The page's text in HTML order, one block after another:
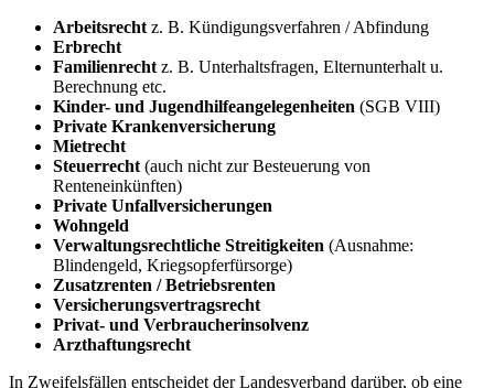
Arbeitsrecht z. B. Kündigungsverfahren / Abfindung
Erbrecht
Familienrecht z. B. Unterhaltsfragen, Elternunterhalt u.
Berechnung etc.
Kinder- und Jugendhilfeangelegenheiten (SGB VIII)
Private Krankenversicherung
Mietrecht
Steuerrecht (auch nicht zur Besteuerung von
Renteneinkünften)
Private Unfallversicherungen
Wohngeld
Verwaltungsrechtliche Streitigkeiten (Ausnahme:
Blindengeld, Kriegsopferfürsorge)
Zusatzrenten / Betriebsrenten
Versicherungsvertragsrecht
Privat- und Verbraucherinsolvenz
Arzthaftungsrecht
In Zweifelsfällen entscheidet der Landesverband darüber, ob eine